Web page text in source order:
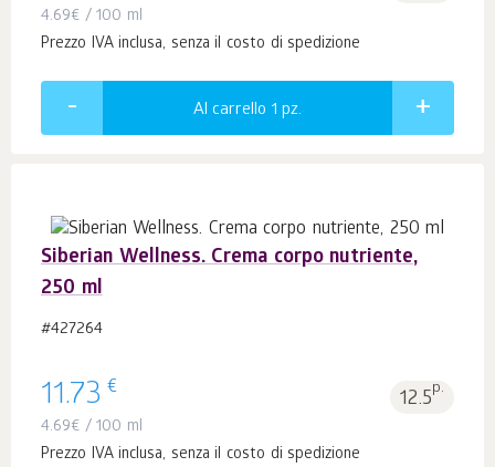
4.69€ / 100 ml
Prezzo IVA inclusa, senza il costo di spedizione
Al carrello 1 pz.
Siberian Wellness. Crema corpo nutriente,
250 ml
#427264
11.73 € 12.5p.
4.69€ / 100 ml
Prezzo IVA inclusa, senza il costo di spedizione